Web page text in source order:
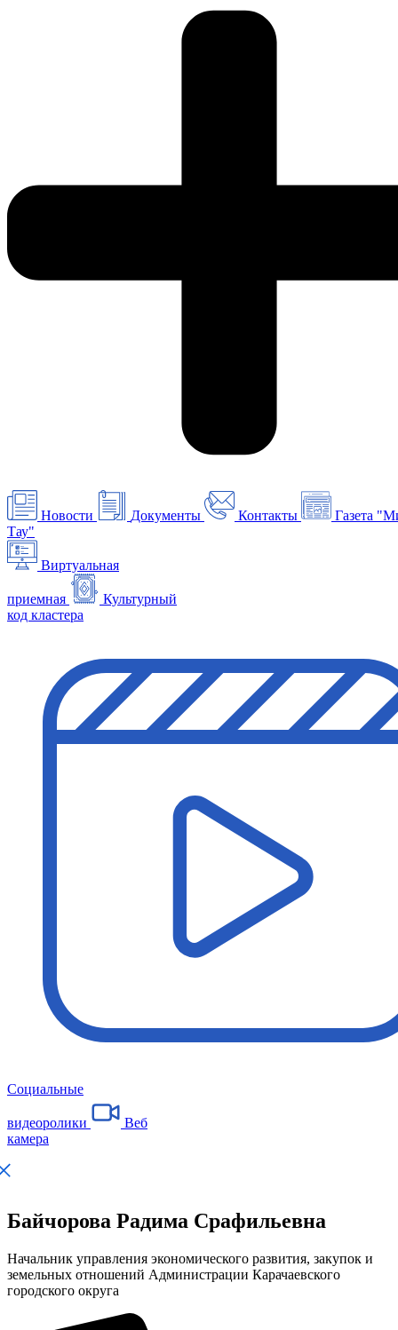
Новости Документы Контакты
Газета
Тау"
Виртуальная
приемная
Культурный
код кластера
Социальные
видеоролики
Веб
камера
Байчорова Радима Срафильевна
Начальник управления экономического развития, закупок и
земельных отношений Администрации Карачаевского
городского округа